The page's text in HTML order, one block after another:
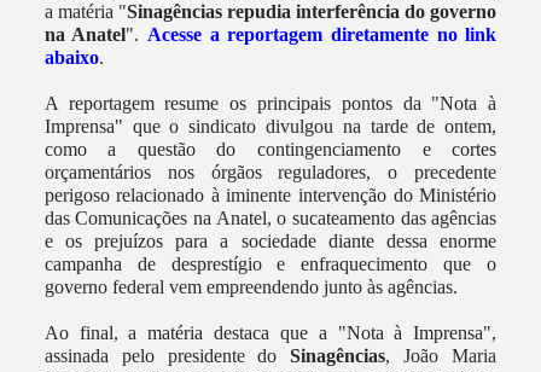
a matéria "Sinagências repudia interferência do governo
na Anatel". Acesse a reportagem diretamente no link
abaixo.
A reportagem resume os principais pontos da "Nota à
Imprensa" que o sindicato divulgou na tarde de ontem,
como a questão do contingenciamento e cortes
orçamentários nos órgãos reguladores, o precedente
perigoso relacionado à iminente intervenção do Ministério
das Comunicações na Anatel, o sucateamento das agências
e os prejuízos para a sociedade diante dessa enorme
campanha de desprestígio e enfraquecimento que o
governo federal vem empreendendo junto às agências.
Ao final, a matéria destaca que a "Nota à Imprensa",
assinada pelo presidente doSinagências, João Maria